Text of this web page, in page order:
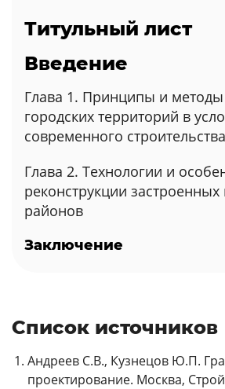
Титульный лист
Введение
Глава 1. Принципы и
городских территорий в
современного строительства
Глава 2. Технологии и
реконструкции застроенных
районов
Заключение
Список источников
Андреев С.В., Кузнецов Ю.П.
проектирование. Москва,